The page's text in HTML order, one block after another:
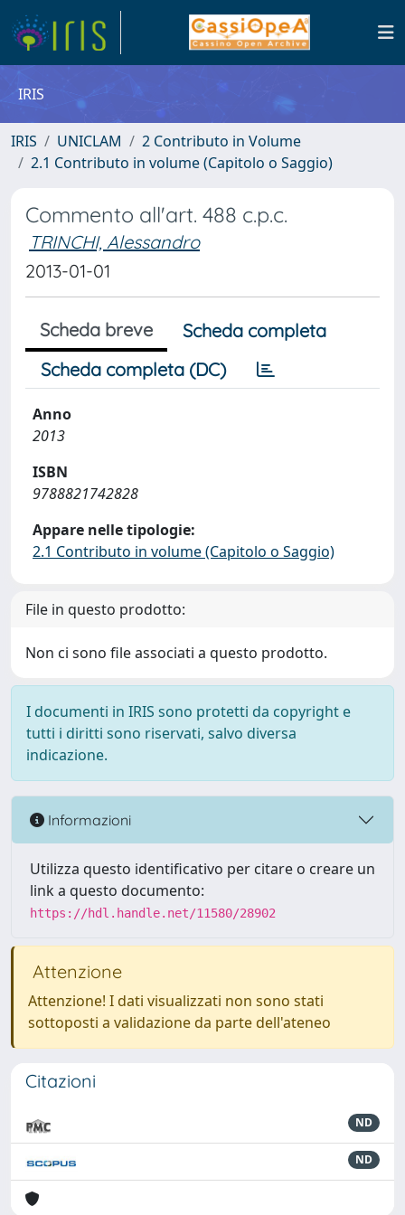
IRIS
IRIS UNICLAM
2 Contributo in Volume
2.1 Contributo in volume (Capitolo o Saggio)
Commento all'art. 488 c.p.c.
TRINCHI, Alessandro
2013-01-01
Scheda breve
Scheda completa
Scheda completa (DC)
Anno
2013
ISBN
9788821742828
Appare nelle tipologie:
2.1 Contributo in volume (Capitolo o Saggio)
File in questo prodotto:
Non ci sono file associati a questo prodotto.
I documenti in IRIS sono protetti da copyright e
tutti i diritti sono riservati, salvo diversa
indicazione.
Informazioni
Utilizza questo identificativo per citare o creare un
link a questo documento:
https://hdl.handle.net/11580/28902
Attenzione
Attenzione! I dati visualizzati non sono stati
sottoposti a validazione da parte dell'ateneo
Citazioni
ND
ND